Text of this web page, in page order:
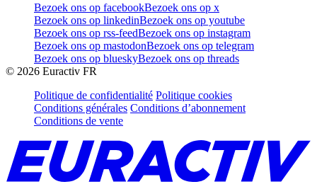
Bezoek ons op facebookBezoek ons op x
Bezoek ons op linkedinBezoek ons op youtube
Bezoek ons op rss-feedBezoek ons op instagram
Bezoek ons op mastodonBezoek ons op telegram
Bezoek ons op blueskyBezoek ons op threads
© 2026 Euractiv FR
Politique de confidentialité Politique cookies
Conditions générales Conditions d’abonnement
Conditions de vente